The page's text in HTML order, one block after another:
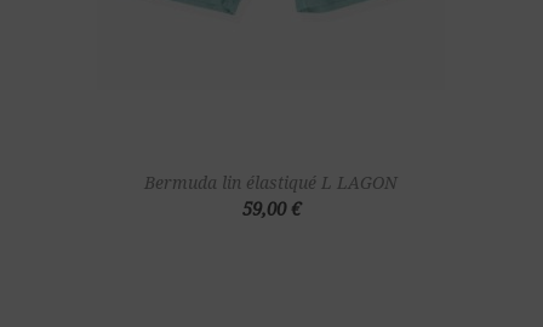
Bermuda lin élastiqué L LAGON
59,00 €